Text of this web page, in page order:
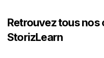
Retrouvez tous nos
StorizLearn